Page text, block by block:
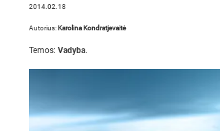
2014.02.18
Autorius: Karolina Kondratjevaitė
Temos: Vadyba.